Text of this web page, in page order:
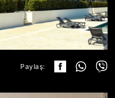
AYRINTILAR
Paylaş: